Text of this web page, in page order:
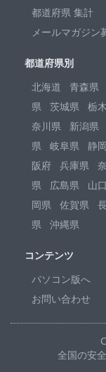
都道府県 集計
メールマガジン
都道府県別
北海道
青森県
県
茨城県 栃
奈川県
新潟県
県
岐阜県 静
阪府
兵庫県
県
広島県 山
岡県
佐賀県
県
沖縄県
コンテンツ
パソコン版へ
お問い合わせ
全国の安